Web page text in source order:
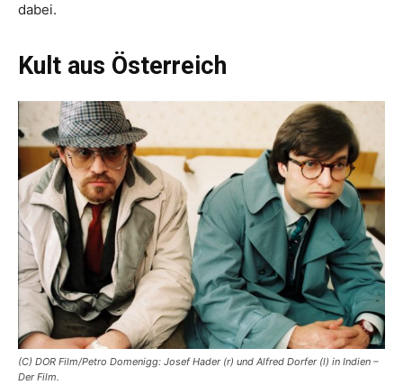
dabei.
Kult aus Österreich
(C) DOR Film/Petro Domenigg: Josef Hader (r) und Alfred Dorfer (l) in Indien –
Der Film.